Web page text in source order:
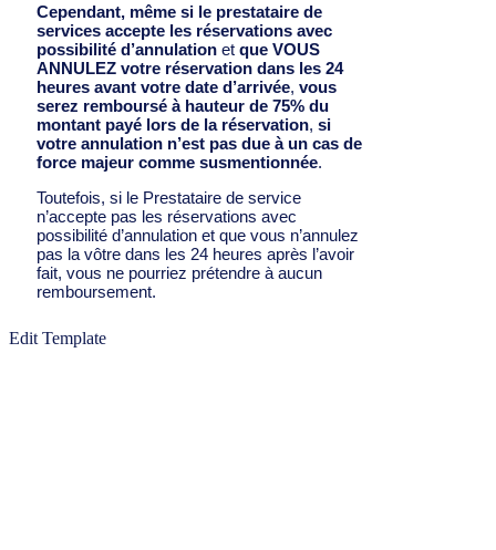
Cependant, même si le prestataire de
services accepte les réservations avec
possibilité d’annulation et que VOUS
ANNULEZ votre réservation dans les 24
heures avant votre date d’arrivée, vous
serez remboursé à hauteur de 75% du
montant payé lors de la réservation, si
votre annulation n’est pas due à un cas de
force majeur comme susmentionnée.
Toutefois, si le Prestataire de service
n’accepte pas les réservations avec
possibilité d’annulation et que vous n’annulez
pas la vôtre dans les 24 heures après l’avoir
fait, vous ne pourriez prétendre à aucun
remboursement.
Edit Template